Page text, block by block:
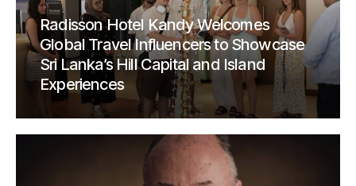
Radisson Hotel Kandy Welcomes
Global Travel Influencers to Showcase
Sri Lanka’s Hill Capital and Island
Experiences